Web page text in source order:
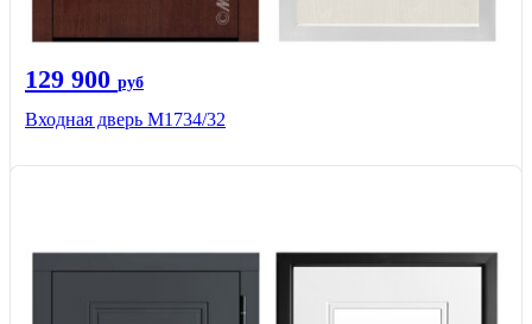
129 900 руб
Входная дверь М1734/32